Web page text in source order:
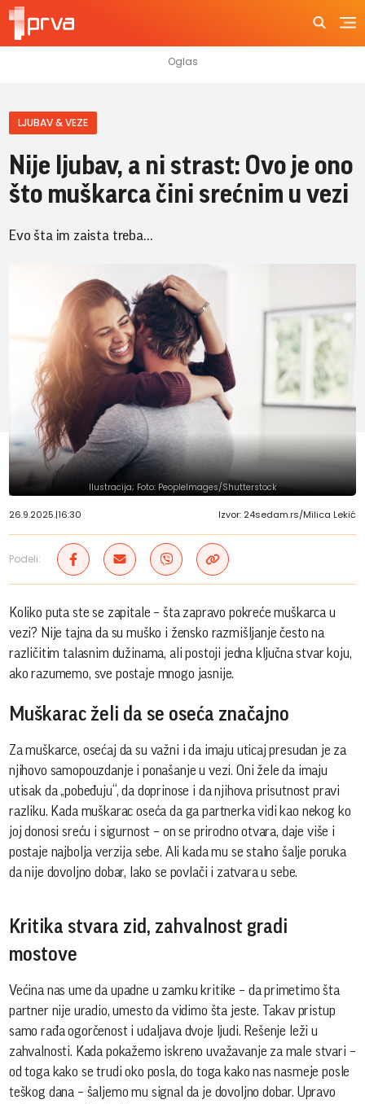
LJUBAV & VEZE
Nije ljubav, a ni strast: Ovo je ono
što muškarca čini srećnim u vezi
Evo šta im zaista treba...
Ilustracija; Foto: PeopleImages/Shutterstock
26.9.2025.|16:30 Izvor: 24sedam.rs/Milica Lekić
Podeli:
Koliko puta ste se zapitale – šta zapravo pokreće muškarca u
vezi? Nije tajna da su muško i žensko razmišljanje često na
različitim talasnim dužinama, ali postoji jedna ključna stvar koju,
ako razumemo, sve postaje mnogo jasnije.
Muškarac želi da se oseća značajno
Za muškarce, osećaj da su važni i da imaju uticaj presudan je za
njihovo samopouzdanje i ponašanje u vezi. Oni žele da imaju
utisak da „pobeđuju“, da doprinose i da njihova prisutnost pravi
razliku. Kada muškarac oseća da ga partnerka vidi kao nekog ko
joj donosi sreću i sigurnost – on se prirodno otvara, daje više i
postaje najbolja verzija sebe. Ali kada mu se stalno šalje poruka
da nije dovoljno dobar, lako se povlači i zatvara u sebe.
Kritika stvara zid, zahvalnost gradi
mostove
Većina nas ume da upadne u zamku kritike – da primetimo šta
partner nije uradio, umesto da vidimo šta jeste. Takav pristup
samo rađa ogorčenost i udaljava dvoje ljudi. Rešenje leži u
zahvalnosti. Kada pokažemo iskreno uvažavanje za male stvari –
od toga kako se trudi oko posla, do toga kako nas nasmeje posle
teškog dana – šaljemo mu signal da je dovoljno dobar. Upravo